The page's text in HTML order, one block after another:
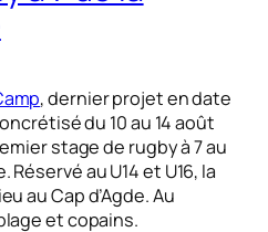
, dernier projet en date
du 10 au 14 août
stage de rugby à 7 au
au U14 et U16, la
au Cap d’Agde. Au
et copains.